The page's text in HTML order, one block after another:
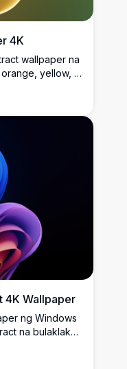
4K
wallpaper na
yellow, at
na may
sumusukat sa
4K Wallpaper
ng Windows
na bulaklak